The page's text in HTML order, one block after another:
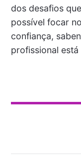
dos desafios
possível focar
confiança,
profissional